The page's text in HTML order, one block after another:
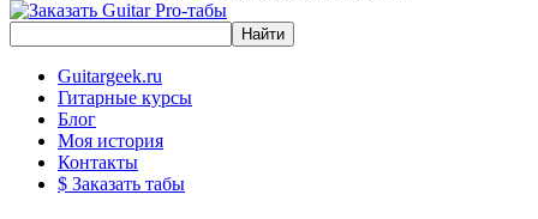
Guitargeek.ru
Гитарные курсы
Блог
Моя история
Контакты
$ Заказать табы